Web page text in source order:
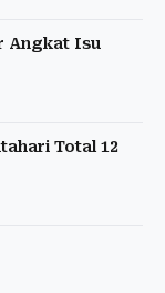
Angkat Isu
Total 12